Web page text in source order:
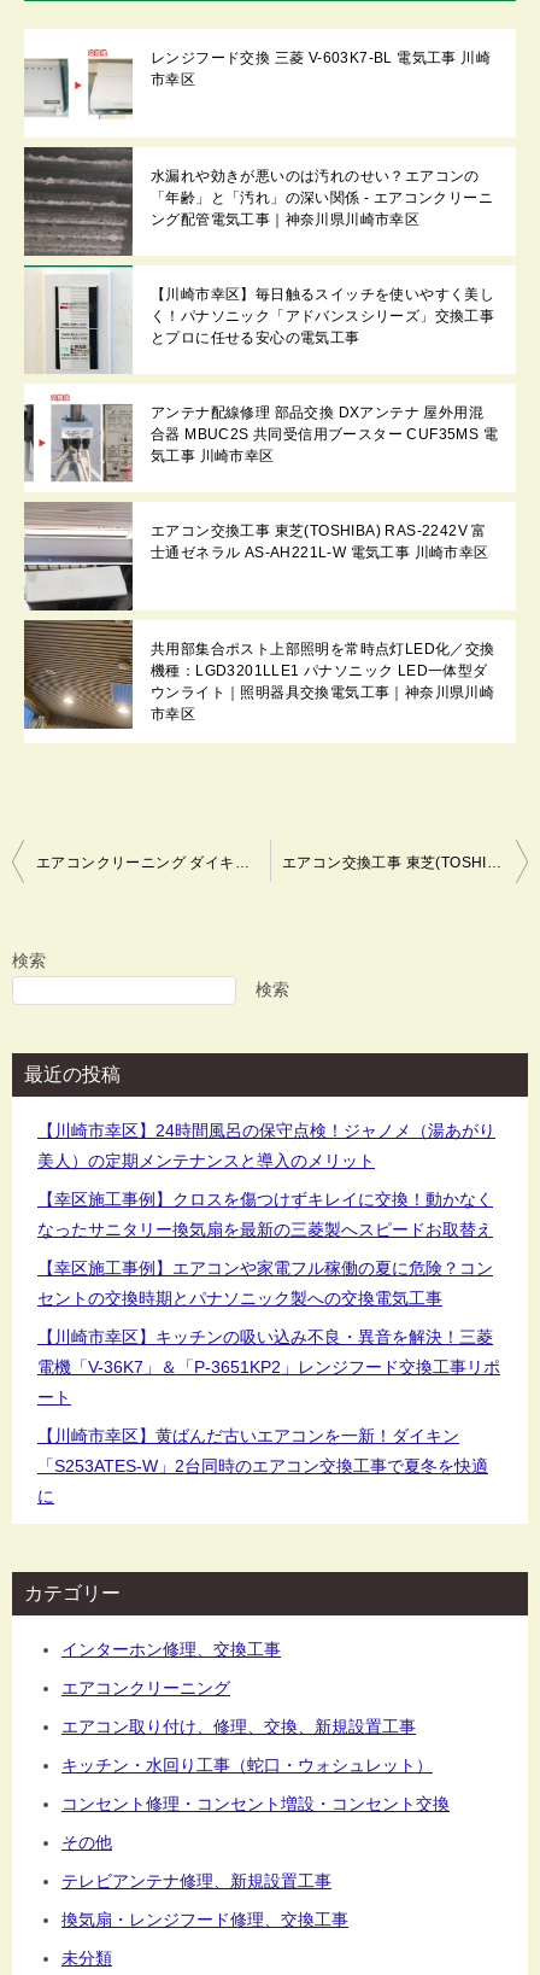
レンジフード交換 三菱 V-603K7-BL 電気工事 川崎
市幸区
水漏れや効きが悪いのは汚れのせい？エアコンの
「年齢」と「汚れ」の深い関係 - エアコンクリーニ
ング配管電気工事｜神奈川県川崎市幸区
【川崎市幸区】毎日触るスイッチを使いやすく美し
く！パナソニック「アドバンスシリーズ」交換工事
とプロに任せる安心の電気工事
アンテナ配線修理 部品交換 DXアンテナ 屋外用混
合器 MBUC2S 共同受信用ブースター CUF35MS 電
気工事 川崎市幸区
エアコン交換工事 東芝(TOSHIBA) RAS-2242V 富
士通ゼネラル AS-AH221L-W 電気工事 川崎市幸区
共用部集合ポスト上部照明を常時点灯LED化／交換
機種：LGD3201LLE1 パナソニック LED一体型ダ
ウンライト｜照明器具交換電気工事｜神奈川県川崎
市幸区
投
稿
ビ
ゲ
シ
ョ
エアコンクリーニング ダイキン(DAIKIN) F28JTNS-W 電気工事 川崎市幸区 エアコン交換工事 東芝(TOSHIBA) パナソニック(Panasonic) エオリア CS-251DFL-W 電気工事 川崎市幸区
検索
検索
最近の投稿
【川崎市幸区】24時間風呂の保守点検！ジャノメ（湯あがり
美人）の定期メンテナンスと導入のメリット
【幸区施工事例】クロスを傷つけずキレイに交換！動かなく
なったサニタリー換気扇を最新の三菱製へスピードお取替え
【幸区施工事例】エアコンや家電フル稼働の夏に危険？コン
セントの交換時期とパナソニック製への交換電気工事
【川崎市幸区】キッチンの吸い込み不良・異音を解決！三菱
電機「V-36K7」＆「P-3651KP2」レンジフード交換工事リポ
ート
【川崎市幸区】黄ばんだ古いエアコンを一新！ダイキン
「S253ATES-W」2台同時のエアコン交換工事で夏冬を快適
に
カテゴリー
インターホン修理、交換工事
エアコンクリーニング
エアコン取り付け、修理、交換、新規設置工事
キッチン・水回り工事（蛇口・ウォシュレット）
コンセント修理・コンセント増設・コンセント交換
その他
テレビアンテナ修理、新規設置工事
換気扇・レンジフード修理、交換工事
未分類